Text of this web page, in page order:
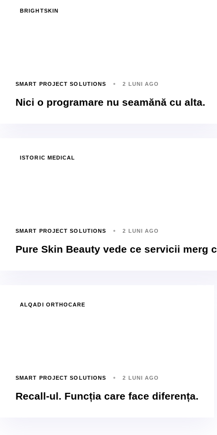
BRIGHTSKIN
SMART PROJECT SOLUTIONS 2 LUNI AGO
Nici o programare nu seamănă cu alta.
ISTORIC MEDICAL
SMART PROJECT SOLUTIONS 2 LUNI AGO
Pure Skin Beauty vede ce servicii merg
ALQADI ORTHOCARE
SMART PROJECT SOLUTIONS 2 LUNI AGO
Recall-ul. Funcția care face diferența.